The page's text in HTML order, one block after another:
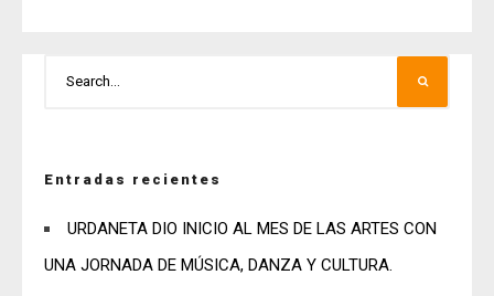
Entradas recientes
URDANETA DIO INICIO AL MES DE LAS ARTES CON
UNA JORNADA DE MÚSICA, DANZA Y CULTURA.